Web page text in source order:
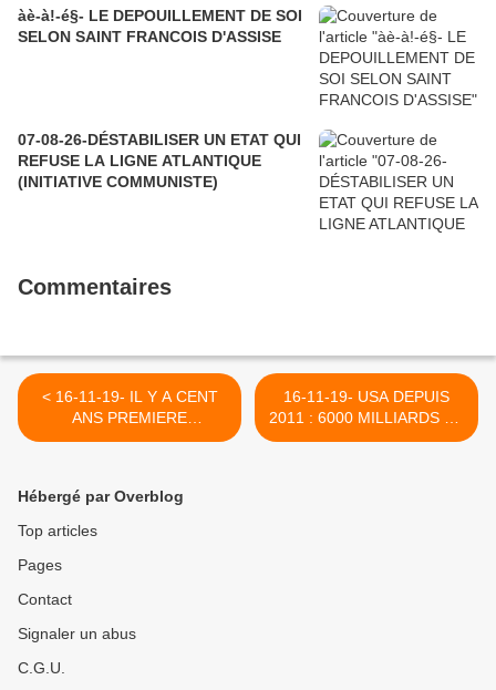
àè-à!-é§- LE DEPOUILLEMENT DE SOI
SELON SAINT FRANCOIS D'ASSISE
07-08-26-DÉSTABILISER UN ETAT QUI
REFUSE LA LIGNE ATLANTIQUE
(INITIATIVE COMMUNISTE)
Commentaires
< 16-11-19- IL Y A CENT
ANS PREMIERE
TENTATIVE DE
AURA 16-11-19- D'AUTRES
QUI, JE L'espere, FERONT
16-11-19- USA DEPUIS
2011 : 6000 MILLIARDS DE
DOLLARS POUR TUER
Hébergé par Overblog
Top articles
Pages
Contact
Signaler un abus
C.G.U.